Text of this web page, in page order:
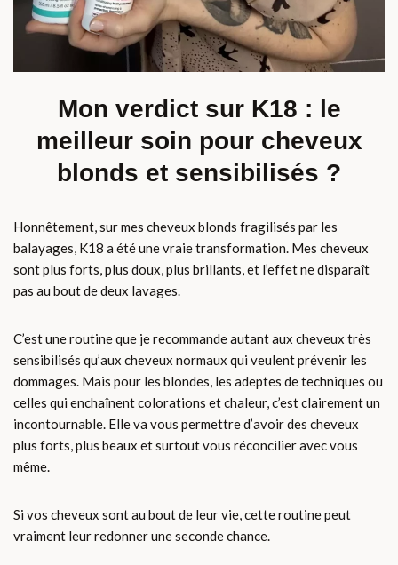
Mon verdict sur K18 : le
meilleur soin pour cheveux
blonds et sensibilisés ?
Honnêtement, sur mes cheveux blonds fragilisés par les
balayages, K18 a été une vraie transformation. Mes cheveux
sont plus forts, plus doux, plus brillants, et l’effet ne disparaît
pas au bout de deux lavages.
C’est une routine que je recommande autant aux cheveux très
sensibilisés qu’aux cheveux normaux qui veulent prévenir les
dommages. Mais pour les blondes, les adeptes de techniques ou
celles qui enchaînent colorations et chaleur, c’est clairement un
incontournable. Elle va vous permettre d’avoir des cheveux
plus forts, plus beaux et surtout vous réconcilier avec vous
même.
Si vos cheveux sont au bout de leur vie, cette routine peut
vraiment leur redonner une seconde chance.